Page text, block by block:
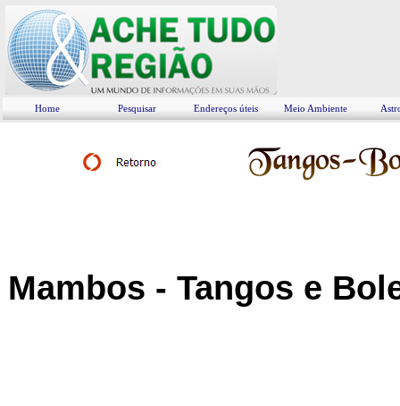
Home Pesquisar Endereços úteis Meio Ambiente
Mambos - Tangos e